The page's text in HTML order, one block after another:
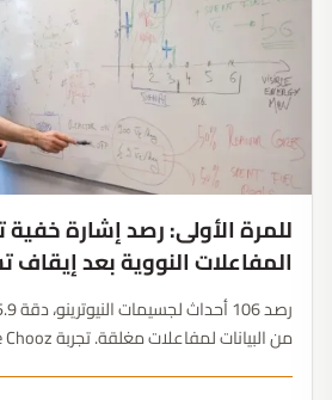
للمرة الأولى: رصد إشارة
المفاعلات النووية بعد إيقاف